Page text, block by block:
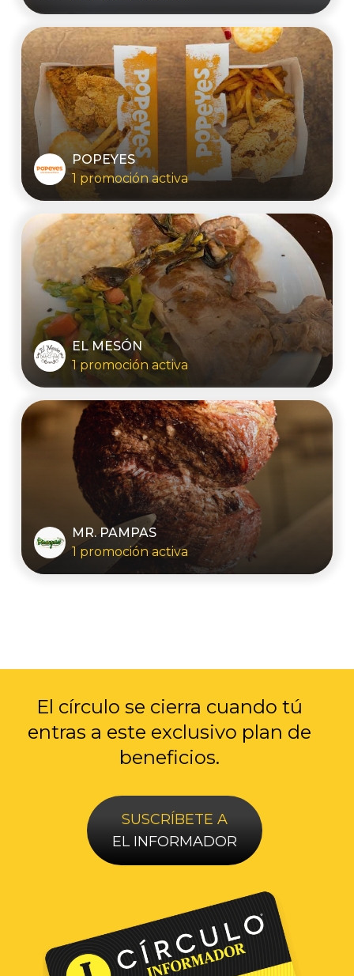
POPEYES
1 promoción activa
EL MESÓN
1 promoción activa
MR. PAMPAS
1 promoción activa
El círculo se cierra cuando tú
entras a este exclusivo plan de
beneficios.
SUSCRÍBETE A
EL INFORMADOR